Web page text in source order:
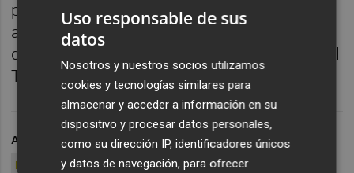
posibilidades de recursos por parte de los
afectados" y que, en cualquier caso, el fondo
del asunto sobre el que se ha pronunciado el
TJUE "es discutible".
ARCHIVADO EN VALENCIA CF HERCULES CF
XIMO P
ELCHE CF
TJUE COMISIÓN EUROPEA IVF
Uso responsable de sus
datos
Nosotros y nuestros socios utilizamos
cookies y tecnologías similares para
almacenar y acceder a información en su
dispositivo y procesar datos personales,
como su dirección IP, identificadores únicos
y datos de navegación, para ofrecer